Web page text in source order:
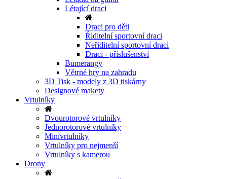
Létající draci
Draci pro děti
Řiditelní sportovní draci
Neřiditelní sportovní draci
Draci - příslušenství
Bumerangy
Větrné hry na zahradu
3D Tisk - modely z 3D tiskárny
Designové makety
Vrtulníky
Dvourotorové vrtulníky
Jednorotorové vrtulníky
Minivrtulníky
Vrtulníky pro nejmenší
Vrtulníky s kamerou
Drony